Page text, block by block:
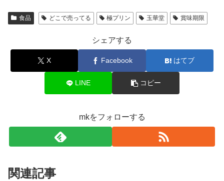
食品 どこで売ってる 極プリン 玉華堂 賞味期限
シェアする
X Facebook はてブ
LINE コピー
mkをフォローする
関連記事